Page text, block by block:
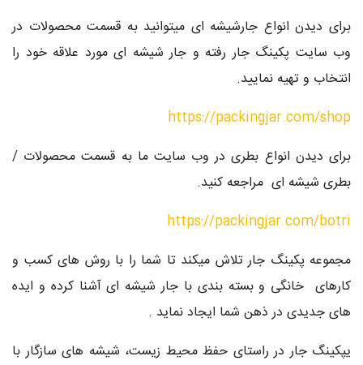
برای دیدن انواع جارشیشه ای میتوانید به قسمت محصولات در
وب سایت پکینگ جار رفته و جار شیشه ای مورد علاقه خود را
انتخاب و تهیه نمایید.
https://packingjar.com/shop
برای دیدن انواع بطری در وب سایت ما به قسمت محصولات /
بطری شیشه ای مراجعه کنید.
https://packingjar.com/botri
مجموعه پکینگ جار تلاش میکند تا شما را با روش های کسب و
کارهای خانگی و بسته بندی با جار شیشه ای آشنا کرده و ایده
های جدیدی در ذهن شما ایجاد نماید .
یپکینگ جار در راستای حفظ محیط زیست، شیشه های سازگار با